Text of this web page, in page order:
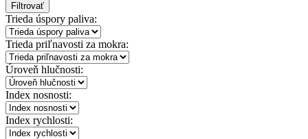
Filtrovať
Trieda úspory paliva:
Trieda priľnavosti za mokra:
Úroveň hlučnosti:
Index nosnosti:
Index rychlosti: